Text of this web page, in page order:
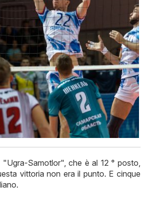
Samotlor", che è al 12 ° posto,
vittoria non era il punto. E cinque